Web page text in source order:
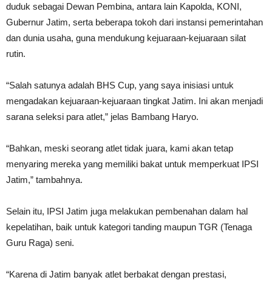
duduk sebagai Dewan Pembina, antara lain Kapolda, KONI,
Gubernur Jatim, serta beberapa tokoh dari instansi pemerintahan
dan dunia usaha, guna mendukung kejuaraan-kejuaraan silat
rutin.
“Salah satunya adalah BHS Cup, yang saya inisiasi untuk
mengadakan kejuaraan-kejuaraan tingkat Jatim. Ini akan menjadi
sarana seleksi para atlet,” jelas Bambang Haryo.
“Bahkan, meski seorang atlet tidak juara, kami akan tetap
menyaring mereka yang memiliki bakat untuk memperkuat IPSI
Jatim,” tambahnya.
Selain itu, IPSI Jatim juga melakukan pembenahan dalam hal
kepelatihan, baik untuk kategori tanding maupun TGR (Tenaga
Guru Raga) seni.
“Karena di Jatim banyak atlet berbakat dengan prestasi,